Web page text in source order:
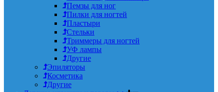
Пемзы для ног
Пилки для ногтей
Пластыри
Стельки
Триммеры для ногтей
УФ лампы
Другие
Эпиляторы
Косметика
Другие